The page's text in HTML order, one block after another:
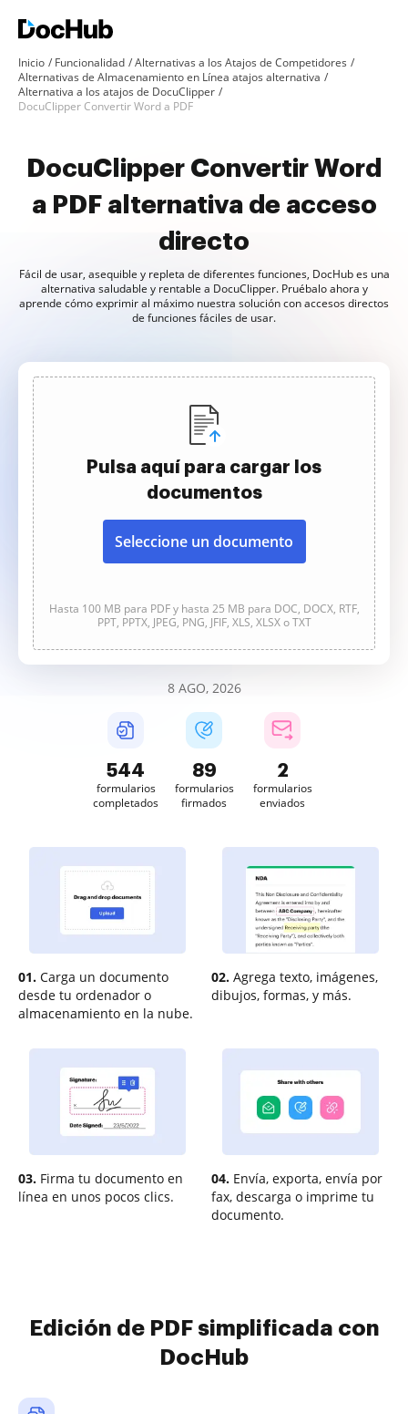
Inicio Funcionalidad
Alternativas a los Atajos de Competidores
Alternativas de Almacenamiento en Línea atajos alternativa
Alternativa a los atajos de DocuClipper
DocuClipper Convertir Word a PDF
DocuClipper Convertir Word
a PDF alternativa de acceso
directo
Fácil de usar, asequible y repleta de diferentes funciones, DocHub es una
alternativa saludable y rentable a DocuClipper. Pruébalo ahora y
aprende cómo exprimir al máximo nuestra solución con accesos directos
de funciones fáciles de usar.
Pulsa aquí para cargar los
documentos
Seleccione un documento
Hasta 100 MB para PDF y hasta 25 MB para DOC, DOCX, RTF,
PPT, PPTX, JPEG, PNG, JFIF, XLS, XLSX o TXT
8 AGO, 2026
544
formularios
completados
89
formularios
firmados
2
formularios
enviados
01. Carga un documento
desde tu ordenador o
almacenamiento en la nube.
02. Agrega texto, imágenes,
dibujos, formas, y más.
03. Firma tu documento en
línea en unos pocos clics.
04. Envía, exporta, envía por
fax, descarga o imprime tu
documento.
Edición de PDF simplificada con
DocHub